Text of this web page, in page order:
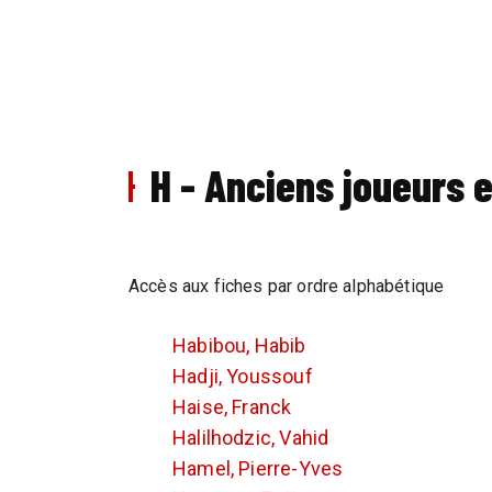
H - Anciens joueurs
Accès aux fiches par ordre alphabétique
Habibou, Habib
Hadji, Youssouf
Haise, Franck
Halilhodzic, Vahid
Hamel, Pierre-Yves